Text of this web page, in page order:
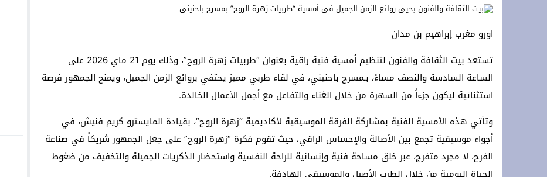
تحت الرعاية السامية لجلالة الملك: الرباط تستقبل الدورة 14 لمهرجان “صيف الأوداية” بتكريم قامات فنية سامقة
*Marruecos lanza su mayor plan de conectividad aérea con Ryanair.*
Face à une pétition espagnole, Bruxelles défend ses accords agricoles avec le royaume
السعودية: انطلاق
اورو مغرب إبراهيم بن مدان
تستعد بيت الثقافة والفنون لتنظيم أمسية فنية راقية بعنوان “طربيات زهرة الروح”، وذلك يوم 21 ماي 2026 على
الساعة السادسة والنصف مساءً، بـمسرح باحنيني، في لقاء طربي مميز يحتفي بروائع الزمن الجميل، ويمنح الجمهور فرصة
استثنائية ليكون جزءاً من السهرة من خلال الغناء والتفاعل مع أجمل الأعمال الخالدة.
وتأتي هذه الأمسية الفنية بمشاركة الفرقة الموسيقية لأكاديمية “زهرة الروح”، بقيادة المايسترو كريم فنيش، في
أجواء موسيقية تجمع بين الأصالة والإحساس الراقي، حيث تقوم فكرة “زهرة الروح” على جعل الجمهور شريكاً في صناعة
الفرح، لا مجرد متفرج، عبر خلق مساحة فنية وإنسانية للراحة النفسية واستحضار الذكريات الجميلة والتخفيف من ضغوط